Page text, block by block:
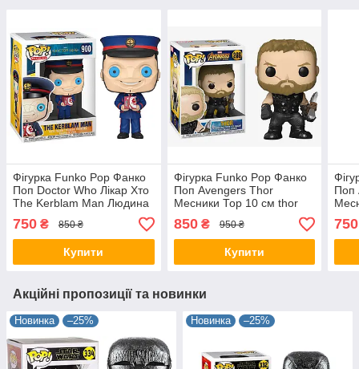
Фігурка Funko Pop Фанко
Поп Doctor Who Лікар Хто
The Kerblam Man Людина
Керблам 10 см DW KM
900
750 ₴ 850 ₴
Купити
Фігурка Funko Pop Фанко
Поп Avengers Thor
Месники Тор 10 см thor
286
850₴ 950 ₴
Купити
Поп
10
750
Акційні пропозиції та новинки
Новинка –25% Новинка –25%